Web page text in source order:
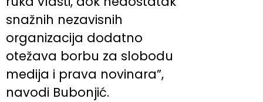
snažnih nezavisnih
organizacija dodatno
otežava borbu za slobodu
medija i prava novinara”,
navodi Bubonjić.